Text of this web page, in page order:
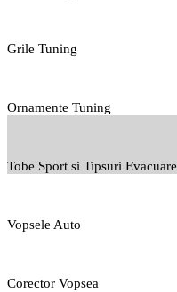
Grile Tuning
Ornamente Tuning
Tobe Sport si Tipsuri Evacuare
Vopsele Auto
Corector Vopsea